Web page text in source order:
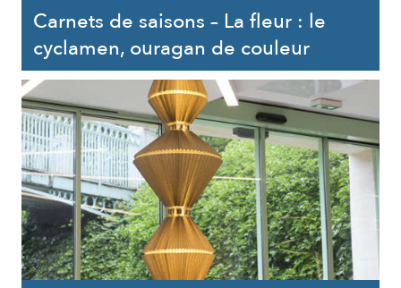
Carnets de saisons – La fleur : le
cyclamen, ouragan de couleur